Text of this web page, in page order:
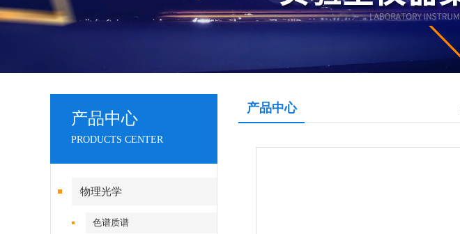
产品中心
PRODUCTS CENTER
物理光学
色谱质谱
产品中心